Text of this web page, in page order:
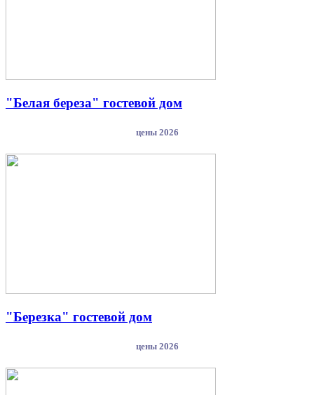
"Белая береза" гостевой дом
цены 2026
"Березка" гостевой дом
цены 2026